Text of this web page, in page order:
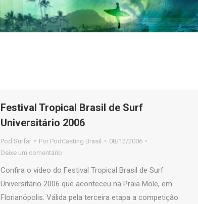
Festival Tropical Brasil de Surf
Universitário 2006
Pod Surfar Por PodCasting Brasil
08/12/2006
Deixe um comentário
Confira o vídeo do Festival Tropical Brasil de Surf
Universitário 2006 que aconteceu na Praia Mole, em
Florianópolis. Válida pela terceira etapa a competição